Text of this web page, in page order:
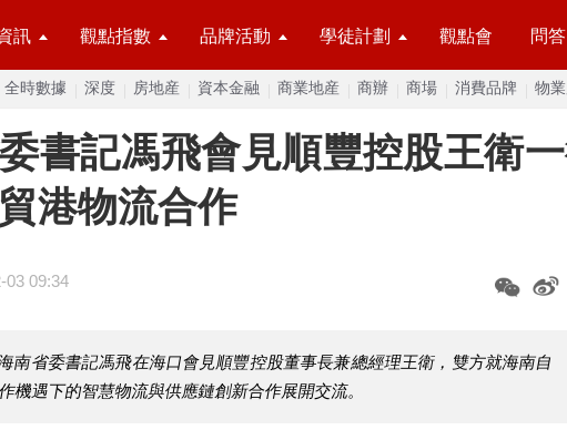
訊 觀點指數 品牌活動 學徒計劃 觀點會 問答
全時數據 深度 房地産 資本金融 商業地産 商辦 商場 消費品牌 物
書記馮飛會見順豐控股王衛
港物流合作
03 09:34
南省委書記馮飛在海口會見順豐控股董事長兼總經理王衛，雙方就海南自
機遇下的智慧物流與供應鏈創新合作展開交流。